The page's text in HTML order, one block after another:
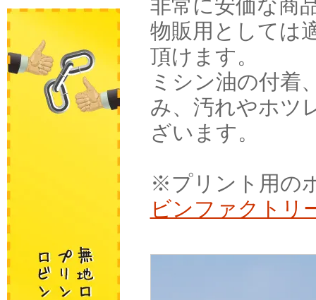
非常に安価な商
物販用としては
頂けます。
ミシン油の付着
み、汚れやホツ
ざいます。
※プリント用の
ビンファクトリ